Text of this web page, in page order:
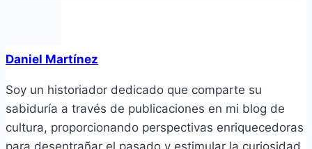
Daniel Martínez
Soy un historiador dedicado que comparte su
sabiduría a través de publicaciones en mi blog de
cultura, proporcionando perspectivas enriquecedoras